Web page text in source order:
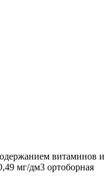
витаминов и
мг/дм3 ортоборная